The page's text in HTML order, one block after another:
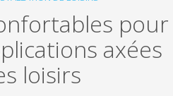
pour
axées
loisirs